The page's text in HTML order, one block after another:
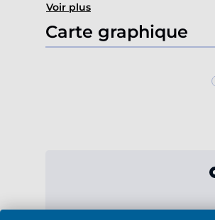
Voir plus
Carte graphique